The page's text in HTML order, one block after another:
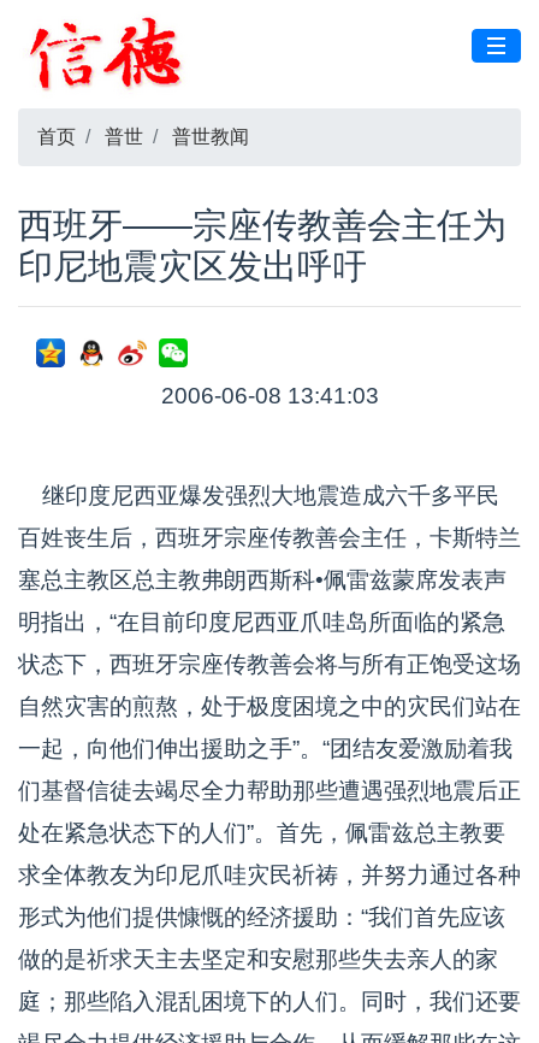
首页 普世 普世教闻
西班牙——宗座传教善会主任为
印尼地震灾区发出呼吁
2006-06-08 13:41:03
继印度尼西亚爆发强烈大地震造成六千多平民
百姓丧生后，西班牙宗座传教善会主任，卡斯特兰
塞总主教区总主教弗朗西斯科•佩雷兹蒙席发表声
明指出，“在目前印度尼西亚爪哇岛所面临的紧急
状态下，西班牙宗座传教善会将与所有正饱受这场
自然灾害的煎熬，处于极度困境之中的灾民们站在
一起，向他们伸出援助之手”。“团结友爱激励着我
们基督信徒去竭尽全力帮助那些遭遇强烈地震后正
处在紧急状态下的人们”。首先，佩雷兹总主教要
求全体教友为印尼爪哇灾民祈祷，并努力通过各种
形式为他们提供慷慨的经济援助：“我们首先应该
做的是祈求天主去坚定和安慰那些失去亲人的家
庭；那些陷入混乱困境下的人们。同时，我们还要